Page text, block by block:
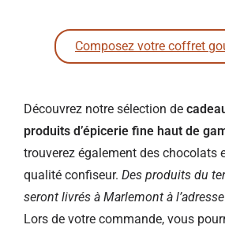
Composez votre coffret
Découvrez notre sélection de
produits d’épicerie fine haut de
trouverez également des chocolats
qualité confiseur. Des produits du
seront livrés à Marlemont à
Lors de votre commande, vous